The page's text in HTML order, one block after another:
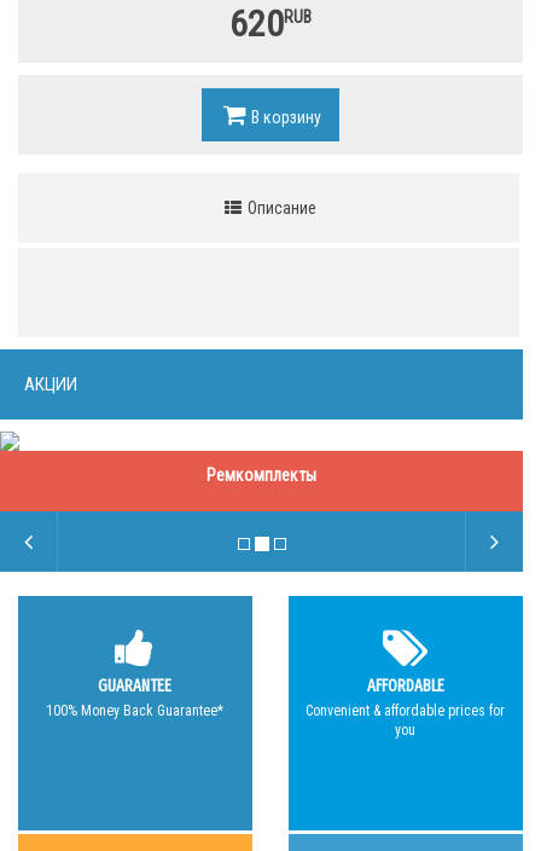
620RUB
В корзину
Описание
АКЦИИ
Ремкомплекты
GUARANTEE
100% Money Back Guarantee*
AFFORDABLE
Convenient & affordable prices for
you